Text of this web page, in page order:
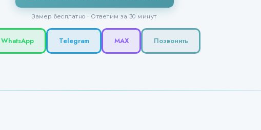
Замер бесплатно · Ответим за 30 минут
WhatsApp Telegram MAX Позвонить